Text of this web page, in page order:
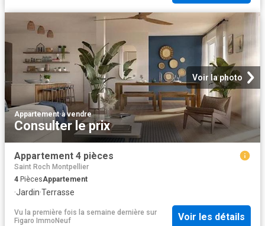
Voir la photo
Appartement·à vendre
Consulter le prix
Appartement 4 pièces
Saint Roch Montpellier
4 PiècesAppartement
·Jardin·Terrasse
Vu la première fois la semaine dernière sur
Figaro ImmoNeuf
Voir les détails